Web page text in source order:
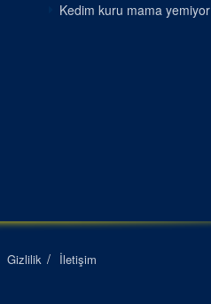
Kedim kuru mama yemiyor
Gizlilik İletişim